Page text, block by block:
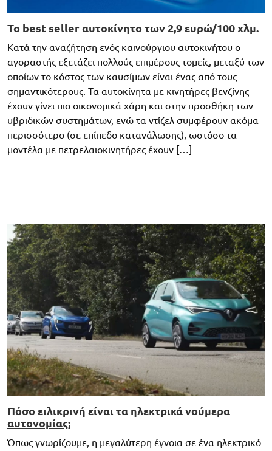
Το best seller αυτοκίνητο των 2,9 ευρώ/100 χλμ.
Κατά την αναζήτηση ενός καινούργιου αυτοκινήτου ο
αγοραστής εξετάζει πολλούς επιμέρους τομείς, μεταξύ των
οποίων το κόστος των καυσίμων είναι ένας από τους
σημαντικότερους. Τα αυτοκίνητα με κινητήρες βενζίνης
έχουν γίνει πιο οικονομικά χάρη και στην προσθήκη των
υβριδικών συστημάτων, ενώ τα ντίζελ συμφέρουν ακόμα
περισσότερο (σε επίπεδο κατανάλωσης), ωστόσο τα
μοντέλα με πετρελαιοκινητήρες έχουν […]
Πόσο ειλικρινή είναι τα ηλεκτρικά νούμερα
αυτονομίας;
Όπως γνωρίζουμε, η μεγαλύτερη έγνοια σε ένα ηλεκτρικό